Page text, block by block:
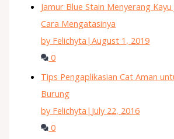
Jamur Blue Stain Menyerang Kayu
Cara Mengatasinya
by Felichyta |August 1, 2019
0
Tips Pengaplikasian Cat Aman
Burung
by Felichyta | July 22, 2016
0